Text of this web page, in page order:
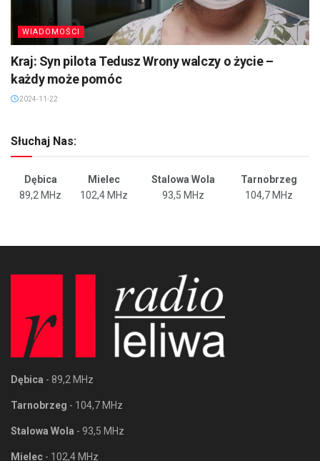
WIADOMOŚCI
Kraj: Syn pilota Tedusz Wrony walczy o życie –
każdy może pomóc
2024-11-22
Słuchaj Nas:
Dębica Mielec Stalowa Wola
Tarnobrzeg
89,2 MHz
102,4 MHz 93,5 MHz 104,7 MHz
Dębica - 89,2 MHz
Tarnobrzeg - 104,7 MHz
Stalowa Wola - 93,5 MHz
Mielec - 102,4 MHz